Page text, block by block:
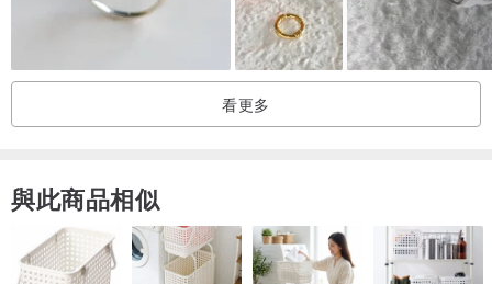
看更多
與此商品相似